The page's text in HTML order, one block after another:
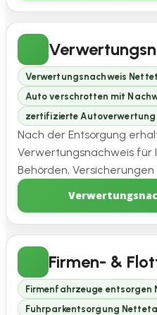
Verwertungsnachweis
Auto verschrotten mit
zertifizierte
Nach der Entsorgung
Verwertungsnachweis für
Behörden,
Firmen- &
Firmenfahrzeuge entsorgen
Fuhrparkentsorgung Nettetal